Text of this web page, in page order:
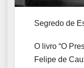
Segredo de
O livro “O
Felipe de